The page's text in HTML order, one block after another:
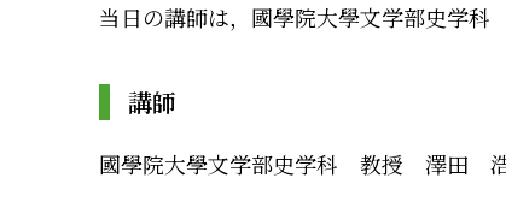
当日の講師は，國學院大學文学部史学
講師
國學院大學文学部史学科 教授 澤田